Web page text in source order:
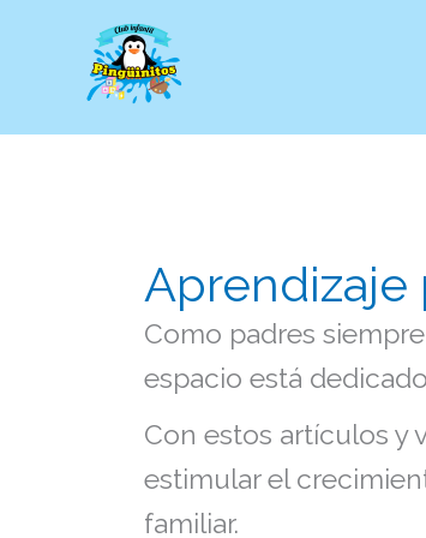
Aprendizaje
Como padres
espacio está
Con estos artículos y
estimular el
familiar.